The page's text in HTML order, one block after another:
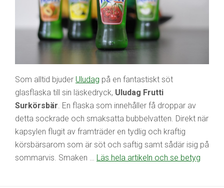
Som alltid bjuder Uludag på en fantastiskt söt
glasflaska till sin läskedryck, Uludag Frutti
Surkörsbär. En flaska som innehåller få droppar av
detta sockrade och smaksatta bubbelvatten. Direkt när
kapsylen flugit av framträder en tydlig och kraftig
körsbärsarom som är söt och saftig samt sådär isig på
sommarvis. Smaken … Läs hela artikeln och se betyg